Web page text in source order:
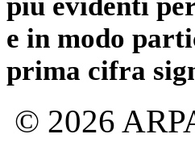
e in modo
prima cifra
© 2026